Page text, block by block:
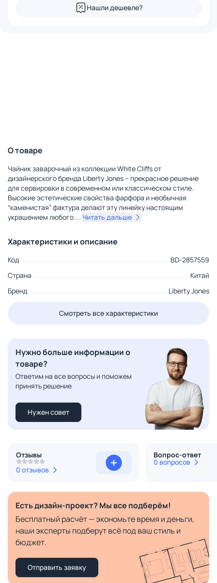
Нашли дешевле?
О товаре
Чайник заварочный из коллекции White Cliffs от
дизайнерского бренда Liberty Jones – прекрасное решение
для сервировки в современном или классическом стиле.
Высокие эстетические свойства фарфора и необычная
“каменистая” фактура делают эту линейку настоящим
украшением любого ... Читать дальше
Характеристики и описание
Код
BD-2857559
Страна
Китай
Бренд
Liberty Jones
Смотреть все характеристики
Нужно больше информации о
товаре?
Ответим на все вопросы и поможем
принять решение
Нужен совет
Отзывы
0 отзывов
Вопрос-ответ
0 вопросов
Есть дизайн-проект? Мы все подберём!
Бесплатный расчёт — экономьте время и деньги,
наши эксперты подберут всё под ваш стиль и
бюджет.
Отправить заявку